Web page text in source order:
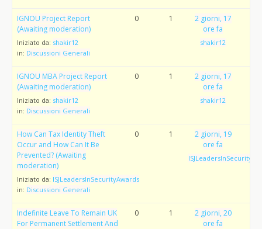
IGNOU Project Report
(Awaiting moderation)
Iniziato da: shakir12
in: Discussioni Generali
0 1
2 giorni, 17
ore fa
shakir12
IGNOU MBA Project Report
(Awaiting moderation)
Iniziato da: shakir12
in: Discussioni Generali
0 1
2 giorni, 17
ore fa
shakir12
How Can Tax Identity Theft
Occur and How Can It Be
Prevented? (Awaiting
moderation)
Iniziato da: ISJLeadersInSecurityAwards
in: Discussioni Generali
0 1
2 giorni, 19
ore fa
Indefinite Leave To Remain UK
For Permanent Settlement And
0 1
2 giorni, 20
ore fa